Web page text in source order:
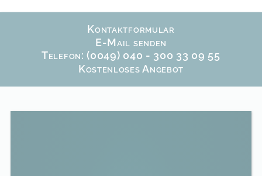
Trinkflaschen
Service
Kontakt
CO
Kontaktformular
E-Mail senden
Telefon: (0049) 040 - 300 33 09 55
Kostenloses Angebot